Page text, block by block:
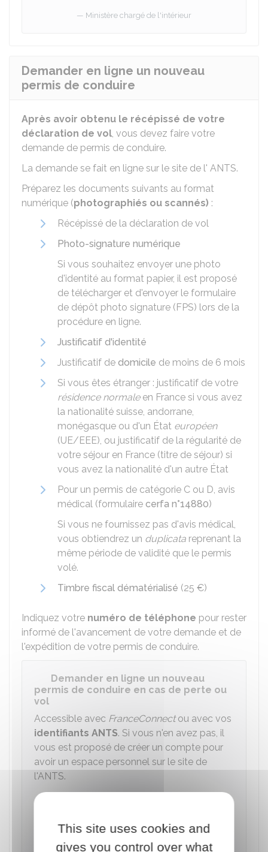
Ministère chargé de l'intérieur
Demander en ligne un nouveau
permis de conduire
Après avoir obtenu le récépissé de votre
déclaration de vol, vous devez faire votre
demande de permis de conduire.
La demande se fait en ligne sur le site de l' ANTS.
Préparez les documents suivants au format
numérique (photographiés ou scannés) :
Récépissé de la déclaration de vol
Photo-signature numérique
Si vous souhaitez envoyer une photo
d'identité au format papier, il est proposé
de télécharger et d'envoyer le formulaire
de dépôt photo signature (FPS) lors de la
procédure en ligne.
Justificatif d'identité
Justificatif de domicile de moins de 6 mois
Si vous êtes étranger : justificatif de votre
résidence normaleen France si vous avez
la nationalité suisse, andorrane,
monégasque ou d'un État européen
(UE/EEE), ou justificatif de la régularité de
votre séjour en France (titre de séjour) si
vous avez la nationalité d'un autre État
Pour un permis de catégorie C ou D, avis
médical (formulaire cerfa n°14880)
Si vous ne fournissez pas d'avis médical,
vous obtiendrez un duplicata reprenant la
même période de validité que le permis
volé.
Timbre fiscal dématérialisé (25 €)
Indiquez votre numéro de téléphone pour rester
informé de l'avancement de votre demande et de
l'expédition de votre permis de conduire.
Demander en ligne un nouveau
permis de conduire en cas de perte ou
vol
Accessible avec FranceConnectou avec vos
identifiants ANTS. Si vous n'en avez pas, il
vous est proposé de créer un compte pour
avoir un espace personnel sur le site de
l'ANTS.
Agence nationale des titres sécurisés (ANTS)
This site uses cookies and
gives you control over what